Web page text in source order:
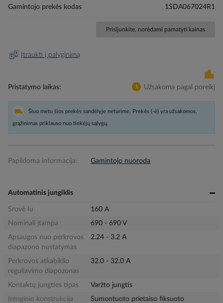
Gamintojo prekės kodas
1SDA067024R1
Prisijunkite, norėdami pamatyti kainas
Įtraukti į palyginimą
Pristatymo laikas Užsakoma pagal poreikį
Šiuo metu šios prekės sandėlyje neturime. Prekės (-ė) yra užsakomos,
grąžinimas priklauso nuo tiekėjų sąlygų.
Papildoma informacija: Gamintojo nuoroda
Automatinis jungiklis
Srovė Iu
160 A
Nominali įtampa
690 - 690 V
Apsaugos nuo perkrovos
diapazono nustatymas
2.24 - 3.2 A
Perkrovos atkabiklio
reguliavimo diapozonas
32.0 - 32.0 A
Kontaktų jungties tipas
Varžto jungtis
Įrenginio konstrukcija
Sumontuoto prietaiso fiksuoto